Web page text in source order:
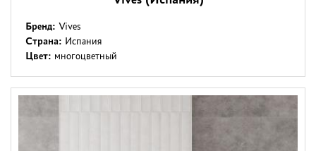
Бренд: Vives
Страна: Испания
Цвет: многоцветный